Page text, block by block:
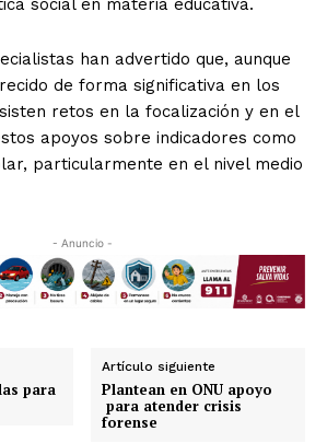
social en materia educativa.
han advertido que, aunque
de forma significativa en los
retos en la focalización y en el
apoyos sobre indicadores como
particularmente en el nivel medio
- Anuncio -
para
Artículo siguiente
Plantean en ONU apoyo
para atender crisis
forense